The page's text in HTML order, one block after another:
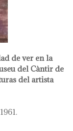
de ver en la
del Càntir de
del artista